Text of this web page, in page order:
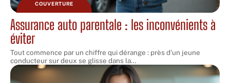
COUVERTURE
Assurance auto parentale : les inconvénients à
éviter
Tout commence par un chiffre qui dérange : près d'un jeune
conducteur sur deux se glisse dans la…